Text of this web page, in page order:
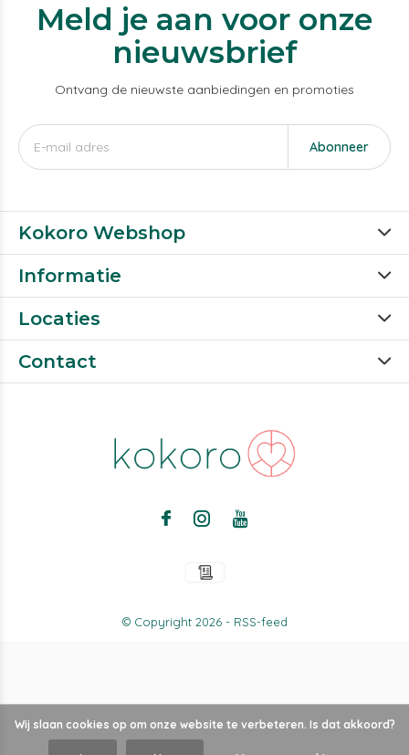
Meld je aan voor onze
nieuwsbrief
Ontvang de nieuwste aanbiedingen en promoties
Abonneer
Kokoro Webshop
Informatie
Locaties
Contact
© Copyright 2026- RSS-feed
Wij slaan cookies op om onze website te verbeteren. Is dat akkoord?